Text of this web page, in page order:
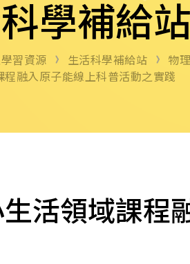
學補給站
習資源 生活科學補給站
物理
程融入原子能線上科普活動之實踐
生活領域課程